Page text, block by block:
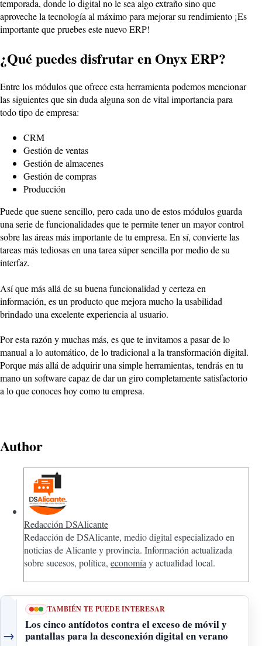
temporada, donde lo digital no le sea algo extraño sino que
aproveche la tecnología al máximo para mejorar su rendimiento ¡Es
importante que pruebes este nuevo ERP!
¿Qué puedes disfrutar en Onyx ERP?
Entre los módulos que ofrece esta herramienta podemos mencionar
las siguientes que sin duda alguna son de vital importancia para
todo tipo de empresa:
CRM
Gestión de ventas
Gestión de almacenes
Gestión de compras
Producción
Puede que suene sencillo, pero cada uno de estos módulos guarda
una serie de funcionalidades que te permite tener un mayor control
sobre las áreas más importante de tu empresa. En sí, convierte las
tareas más tediosas en una tarea súper sencilla por medio de su
interfaz.
Así que más allá de su buena funcionalidad y certeza en
información, es un producto que mejora mucho la usabilidad
brindado una excelente experiencia al usuario.
Por esta razón y muchas más, es que te invitamos a pasar de lo
manual a lo automático, de lo tradicional a la transformación digital.
Porque más allá de adquirir una simple herramientas, tendrás en tu
mano un software capaz de dar un giro completamente satisfactorio
a lo que conoces hoy como tu empresa.
Author
Redacción DSAlicante
Redacción de DSAlicante, medio digital especializado en
noticias de Alicante y provincia. Información actualizada
sobre sucesos, política, economía y actualidad local.
→
TAMBIÉN TE PUEDE INTERESAR
Los cinco antídotos contra el exceso de móvil y
pantallas para la desconexión digital en verano